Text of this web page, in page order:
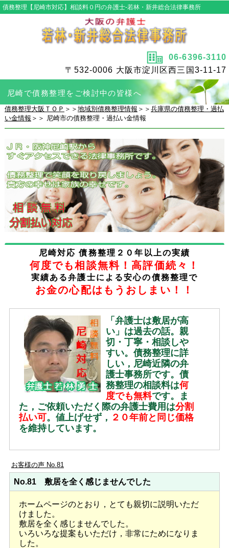
債務整理【尼崎市対応】相談料０円の弁護士‐若林・新井総合法律事務所
06-6396-3110
〒532-0006 大阪市淀川区西三国3-11-17
尼崎で債務整理をご検討中の皆様へ
債務整理大阪ＴＯＰ ＞＞ 地域別債務整理情報 ＞＞ 兵庫県の債務整理・過払
い金情報 ＞＞ 尼崎市の債務整理・過払い金情報
尼崎対応 債務整理２０年以上の実績
何度でも相談無料！高評価続々！
実績ある弁護士による安心の債務整理で
お金の心配はもうおしまい！！
「弁護士は敷居が高
い」は過去の話。親
切・丁寧・相談しや
すい。債務整理に詳
しい，尼崎近隣の弁
護士事務所です。債
務整理の相談料は何
度でも無料です。ま
た，ご依頼いただく際の弁護士費用は分割
払い可。値上げせず， ２０年前と同じ価格
を維持しています。
お客様の声 No.81
No.81 敷居を全く感じませんでした
ホームページのとおり，とても親切に説明いただ
けました。
敷居を全く感じませんでした。
いろいろな提案もいただけ，非常にためになりま
した。